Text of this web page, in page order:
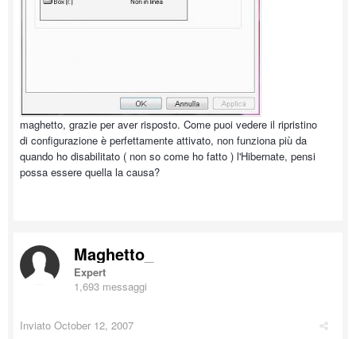
maghetto, grazie per aver risposto. Come puoi vedere il ripristino
di configurazione è perfettamente attivato, non funziona più da
quando ho disabilitato ( non so come ho fatto ) l'Hibernate, pensi
possa essere quella la causa?
Maghetto_
Expert
1,693 messaggi
Inviato October 12, 2007